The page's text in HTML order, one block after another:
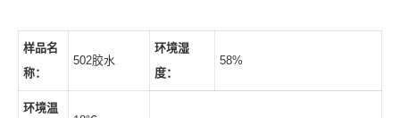
样品名
称：
502胶水
环境湿
度：
58%
环境温